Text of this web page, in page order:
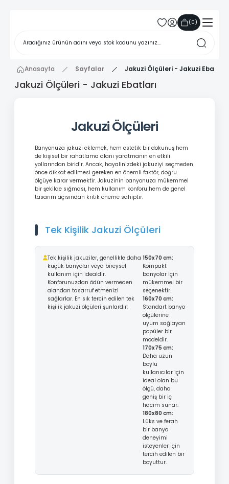
(0)
Anasayfa Sayfalar Jakuzi Ölçüleri - Jakuzi Ebatları
Jakuzi Ölçüleri - Jakuzi Ebatları
Jakuzi Ölçüleri
Banyonuza jakuzi eklemek, hem estetik bir dokunuş hem
de kişisel bir rahatlama alanı yaratmanın en etkili
yollarından biridir. Ancak, hayalinizdeki jakuziyi seçmeden
önce dikkat edilmesi gereken en önemli faktör, doğru
ölçüye karar vermektir. Jakuzinin banyonuza mükemmel
bir şekilde sığması, hem kullanım konforu hem de genel
tasarım açısından kritik öneme sahiptir.
Tek Kişilik Jakuzi Ölçüleri
Tek kişilik jakuziler, genellikle daha
küçük banyolar veya bireysel
kullanım için idealdir.
Konforunuzdan ödün vermeden
alandan tasarruf etmenizi
sağlarlar. En sık tercih edilen tek
kişilik jakuzi ölçüleri şunlardır:
150x70 cm:
Kompakt
banyolar için
mükemmel bir
seçenektir.
160x70 cm:
Standart banyo
ölçülerine
uyum sağlayan
popüler bir
modeldir.
170x75 cm:
Daha uzun
boylu
kullanıcılar için
ideal olan bu
ölçü, daha
geniş bir iç
hacim sunar.
180x80 cm:
Lüks ve ferah
bir banyo
deneyimi
isteyenler için
tercih edilen bir
boyuttur.